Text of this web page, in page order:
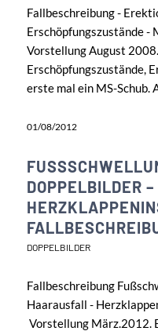
Fallbeschreibung -
Erschöpfungszustände -
Vorstellung August
Erschöpfungszustände,
erste mal ein MS-
01/08/2012
OPPELBILDER –
DOPPELBILDER
Fallbeschreibung
Haarausfall -
Vorstellung März.2012.